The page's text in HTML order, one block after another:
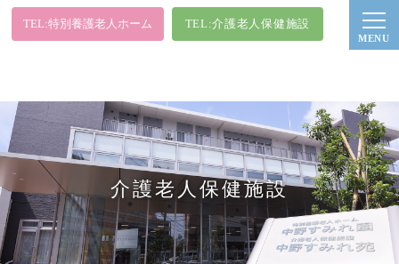
TEL:特別養護老人ホーム TEL:介護老人保健施設
介護老人保健施設